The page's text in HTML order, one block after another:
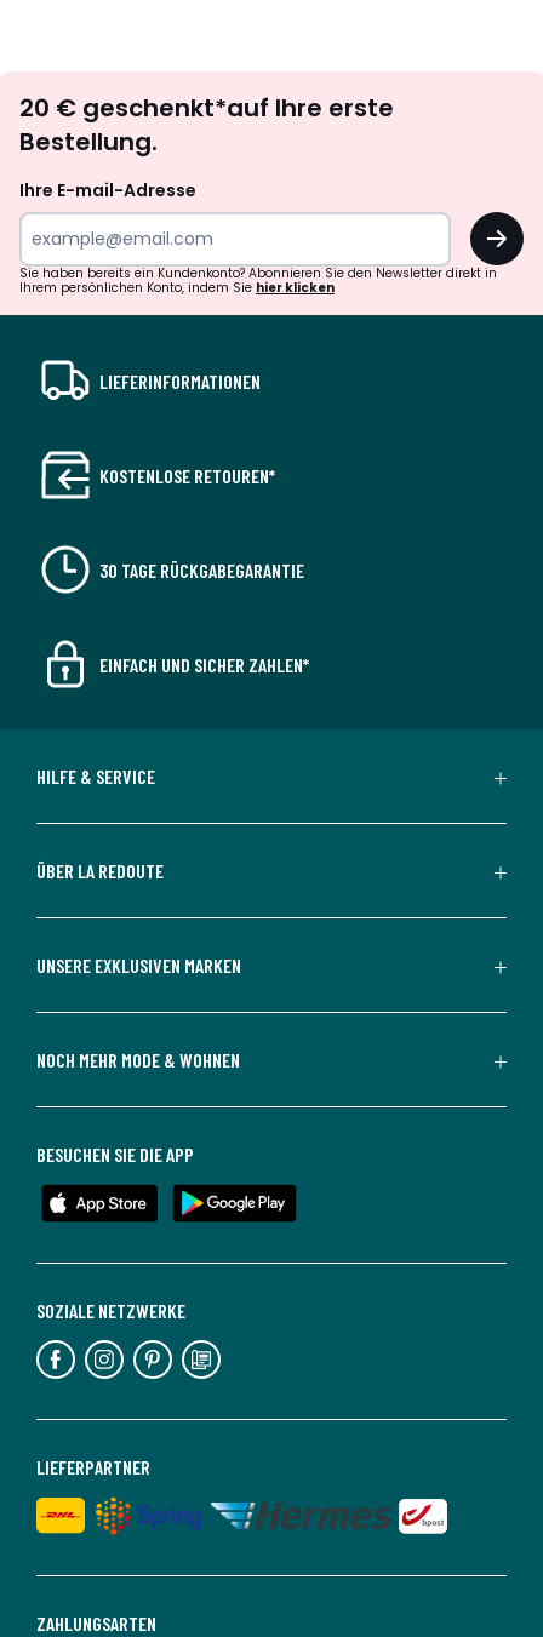
abonnieren
20 € geschenkt*auf Ihre erste
Bestellung.
Ihre E-mail-Adresse
OK
Sie haben bereits ein Kundenkonto? Abonnieren Sie den Newsletter direkt in
Ihrem persönlichen Konto, indem Sie hier klicken
LIEFERINFORMATIONEN
KOSTENLOSE RETOUREN*
30 TAGE RÜCKGABEGARANTIE
EINFACH UND SICHER ZAHLEN*
HILFE & SERVICE
ÜBER LA REDOUTE
UNSERE EXKLUSIVEN MARKEN
NOCH MEHR MODE & WOHNEN
ZAHLUNGSARTEN
LIEFERPARTNER
SOZIALE NETZWERKE
BESUCHEN SIE DIE APP